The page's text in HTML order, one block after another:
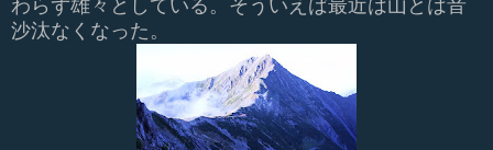
わらず雄々としている。そういえば最近は山とは音
沙汰なくなった。